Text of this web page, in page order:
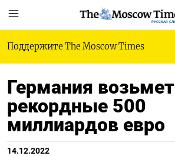
РУССКАЯ
Поддержите The Moscow Times
Германия
рекордные 500
миллиардов евро
14.12.2022